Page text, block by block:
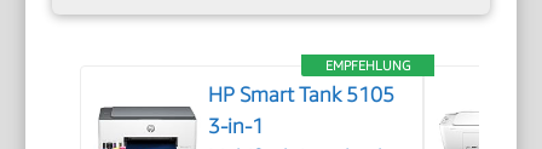
EMPFEHLUNG
HP Smart Tank 5105
3-in-1